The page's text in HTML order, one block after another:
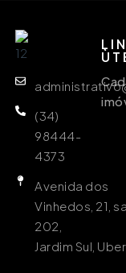
(34)
98444-
4373
Avenida dos
Vinhedos, 21,
202,
Jardim Sul,